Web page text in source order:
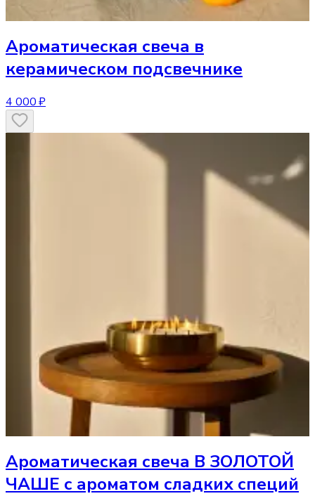
Ароматическая свеча в
керамическом подсвечнике
4 000 ₽
Ароматическая свеча В ЗОЛОТОЙ
ЧАШЕ с ароматом сладких специй